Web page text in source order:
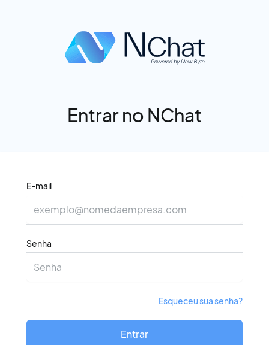
Entrar no NChat
E-mail
Senha
Esqueceu sua senha?
Entrar